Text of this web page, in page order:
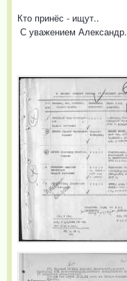
Кто принёс - ищут..
С уважением Александр.